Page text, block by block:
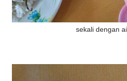
sekali dengan